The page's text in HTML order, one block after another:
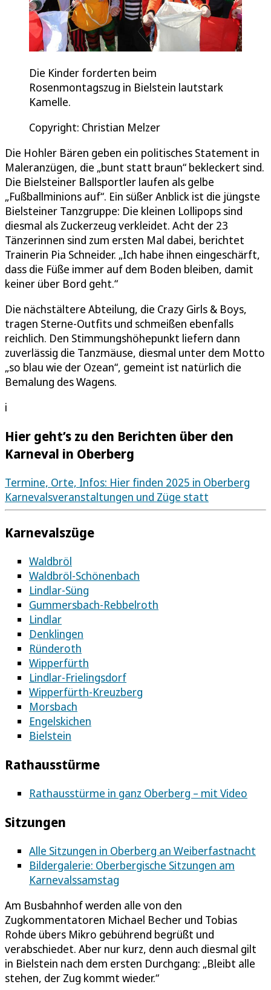
Die Kinder forderten beim
Rosenmontagszug in Bielstein lautstark
Kamelle.
Copyright: Christian Melzer
Die Hohler Bären geben ein politisches Statement in
Maleranzügen, die „bunt statt braun“ bekleckert sind.
Die Bielsteiner Ballsportler laufen als gelbe
„Fußballminions auf“. Ein süßer Anblick ist die jüngste
Bielsteiner Tanzgruppe: Die kleinen Lollipops sind
diesmal als Zuckerzeug verkleidet. Acht der 23
Tänzerinnen sind zum ersten Mal dabei, berichtet
Trainerin Pia Schneider. „Ich habe ihnen eingeschärft,
dass die Füße immer auf dem Boden bleiben, damit
keiner über Bord geht.“
Die nächstältere Abteilung, die Crazy Girls & Boys,
tragen Sterne-Outfits und schmeißen ebenfalls
reichlich. Den Stimmungshöhepunkt liefern dann
zuverlässig die Tanzmäuse, diesmal unter dem Motto
„so blau wie der Ozean“, gemeint ist natürlich die
Bemalung des Wagens.
i
Hier geht’s zu den Berichten über den
Karneval in Oberberg
Termine, Orte, Infos: Hier finden 2025 in Oberberg
Karnevalsveranstaltungen und Züge statt
Karnevalszüge
Waldbröl
Waldbröl-Schönenbach
Lindlar-Süng
Gummersbach-Rebbelroth
Lindlar
Denklingen
Ründeroth
Wipperfürth
Lindlar-Frielingsdorf
Wipperfürth-Kreuzberg
Morsbach
Engelskichen
Bielstein
Rathausstürme
Rathausstürme in ganz Oberberg – mit Video
Sitzungen
Alle Sitzungen in Oberberg an Weiberfastnacht
Bildergalerie: Oberbergische Sitzungen am
Karnevalssamstag
Am Busbahnhof werden alle von den
Zugkommentatoren Michael Becher und Tobias
Rohde übers Mikro gebührend begrüßt und
verabschiedet. Aber nur kurz, denn auch diesmal gilt
in Bielstein nach dem ersten Durchgang: „Bleibt alle
stehen, der Zug kommt wieder.“